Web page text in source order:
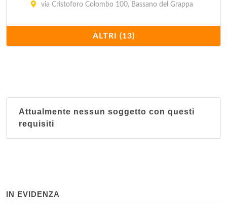
via Cristoforo Colombo 100, Bassano del Grappa
via Poslen 50, Asiago
Kot Haus
Locanda Campodirondo
ALTRI (13)
Attualmente nessun soggetto con questi
requisiti
IN EVIDENZA